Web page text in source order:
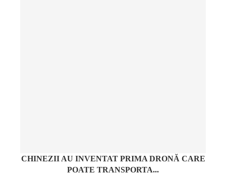
CHINEZII AU INVENTAT PRIMA DRONĂ CARE
POATE TRANSPORTA...